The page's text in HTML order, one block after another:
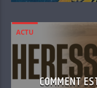
ACTU
COMMENT